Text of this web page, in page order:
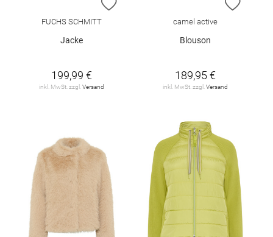
FUCHS SCHMITT
Jacke
199,99 €
inkl. MwSt. zzgl. Versand
camel active
Blouson
189,95 €
inkl. MwSt. zzgl. Versand